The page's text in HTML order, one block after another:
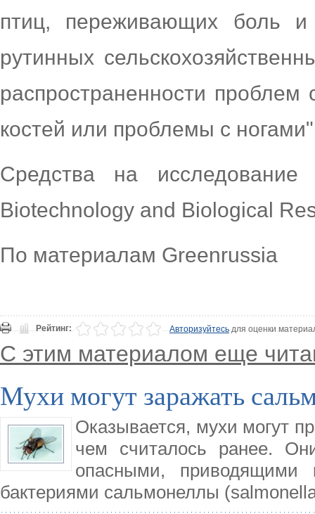
птиц, переживающих боль
рутинных
распространенности проблем
костей или проблемы с
Средства на
Biotechnology and Biological
По материалам Greenrussia
Рейтинг: Авторизуйтесьдля оценки
С этим материалом еще
Мухи могут заражать
Оказывается, мухи могут
чем считалось ранее.
опасными, приводящими
бактериями сальмонеллы